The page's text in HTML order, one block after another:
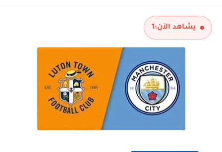
يشاهد الآن:1